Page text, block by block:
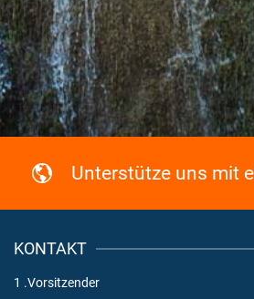
Unterstütze uns mit
KONTAKT
1 .Vorsitzender